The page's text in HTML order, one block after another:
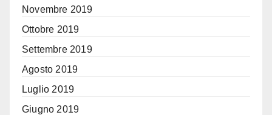
Novembre 2019
Ottobre 2019
Settembre 2019
Agosto 2019
Luglio 2019
Giugno 2019